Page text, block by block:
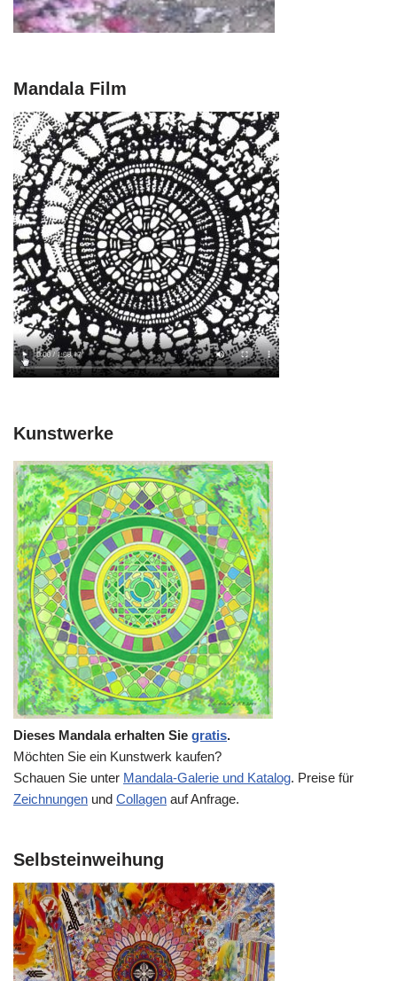
Mandala Film
Kunstwerke
Dieses Mandala erhalten Sie gratis.
Möchten Sie ein Kunstwerk kaufen?
Schauen Sie unter Mandala-Galerie und Katalog. Preise für
Zeichnungen und Collagen auf Anfrage.
Selbsteinweihung